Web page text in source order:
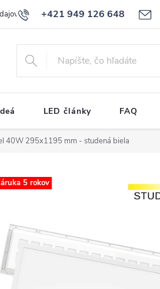
+421 949 126 648
Reklamačný poriadok
LED články FAQ
40W 295x1195 mm - studená biela
5 rokov